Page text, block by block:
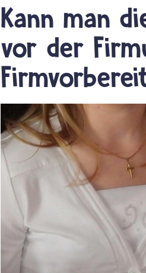
Kann man
vor der